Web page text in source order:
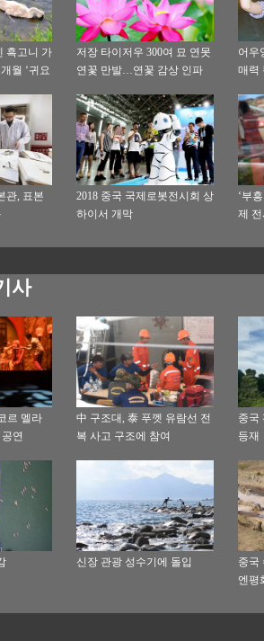
흑고니 가
월 ‘귀요
저장 타이저우 300여 묘 연못
연꽃 만발…연꽃 감상 인파
어우
매력
관, 표본
2018 중국 국제로봇전시회 상
하이서 개막
‘부
제
사
르 멜라
연
中 구조대, 泰 푸껫 유람선 전
복 사고 구조에 참여
중국
등재
신장 관광 성수기에 돌입
중국
엔평